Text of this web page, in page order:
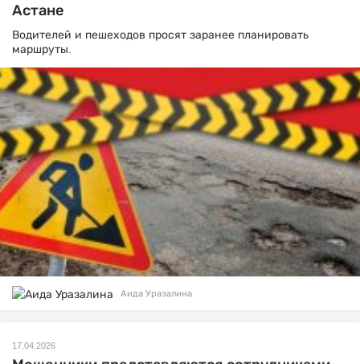
Астане
Водителей и пешеходов просят заранее планировать
маршруты.
Аида Уразалина
17.04.2026